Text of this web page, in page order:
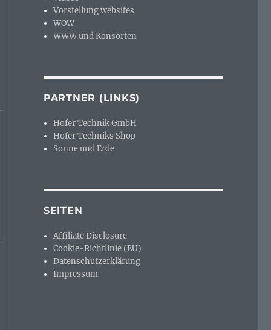
Vorstellung websites
WOW
WWW und Konsorten
PARTNER (LINKS)
Hofer Technik GmbH
Hofer Techniks Shop
Sonne und Erde
SEITEN
Affiliate Disclosure
Cookie-Richtlinie (EU)
Datenschutzerklärung
Impressum